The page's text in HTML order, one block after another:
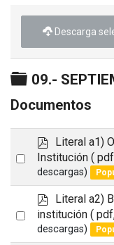
Descarga
Carpeta
09.-
Documentos
Select
p
d
f
Literal a1)
Institución (
descargas)
Select
p
d
f
Literal a2)
institución (
descargas)